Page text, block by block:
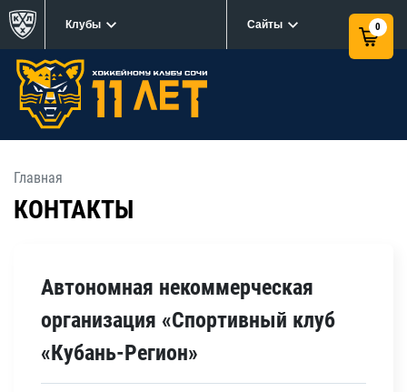
Клубы Сайты 0
Главная
КОНТАКТЫ
Автономная некоммерческая
организация «Спортивный клуб
«Кубань-Регион»